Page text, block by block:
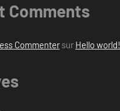
Comments
Commentersur Hello world!